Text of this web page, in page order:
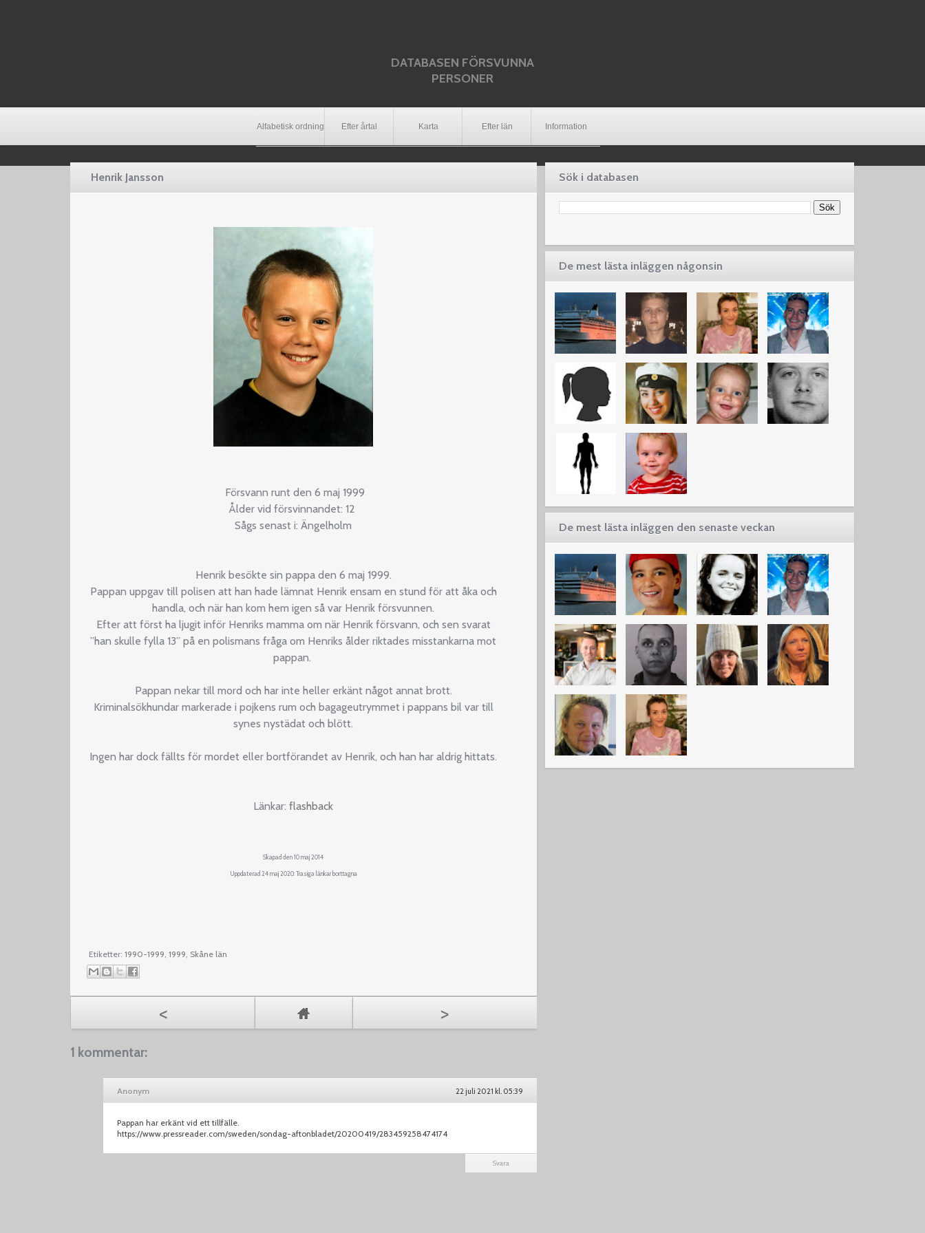
DATABASEN FÖRSVUNNA
PERSONER
Alfabetisk ordning Efter årtal Karta Efter län Information
Henrik Jansson
Försvann runt den 6 maj 1999
Ålder vid försvinnandet: 12
Sågs senast i: Ängelholm
Henrik besökte sin pappa den 6 maj 1999.
Pappan uppgav till polisen att han hade lämnat Henrik ensam en stund för att åka och
handla, och när han kom hem igen så var Henrik försvunnen.
Efter att först ha ljugit inför Henriks mamma om när Henrik försvann, och sen svarat
”han skulle fylla 13” på en polismans fråga om Henriks ålder riktades misstankarna mot
pappan.
Pappan nekar till mord och har inte heller erkänt något annat brott.
Kriminalsökhundar markerade i pojkens rum och bagageutrymmet i pappans bil var till
synes nystädat och blött.
Ingen har dock fällts för mordet eller bortförandet av Henrik, och han har aldrig hittats.
Länkar:flashback
Skapad den 10 maj 2014
Uppdaterad 24 maj 2020: Trasiga länkar borttagna
Etiketter: 1990-1999, 1999, Skåne län
< >
1 kommentar:
Anonym 22 juli 2021 kl. 05:39
Pappan har erkänt vid ett tillfälle.
https://www.pressreader.com/sweden/sondag-aftonbladet/20200419/283459258474174
Svara
Sök i databasen
De mest lästa inläggen någonsin
De mest lästa inläggen den senaste veckan